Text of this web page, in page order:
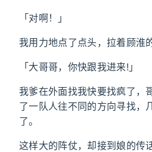
「对啊！」
我用力地点了点头，拉着顾淮
「大哥哥，你快跟我进来!」
我爹在外面找我快要找疯了，
了一队人往不同的方向寻找，
了。
这样大的阵仗，却接到娘的传